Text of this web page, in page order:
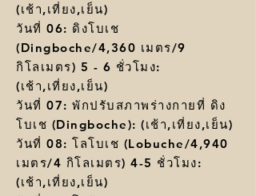
(เช้า,เที่ยง,เย็น)
วันที่ 06: ดิงโบเช
(Dingboche/4,360 เมตร/9
กิโลเมตร) 5 - 6 ชั่วโมง:
(เช้า,เที่ยง,เย็น)
วันที่ 07: พักปรับสภาพร่างกายที่ ดิง
โบเช (Dingboche): (เช้า,เที่ยง,เย็น)
วันที่ 08: โลโบเช (Lobuche/4,940
เมตร/4 กิโลเมตร) 4-5 ชั่วโมง:
(เช้า,เที่ยง,เย็น)